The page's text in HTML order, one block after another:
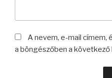
A nevem, e-mail címem,
a böngészőben a következő